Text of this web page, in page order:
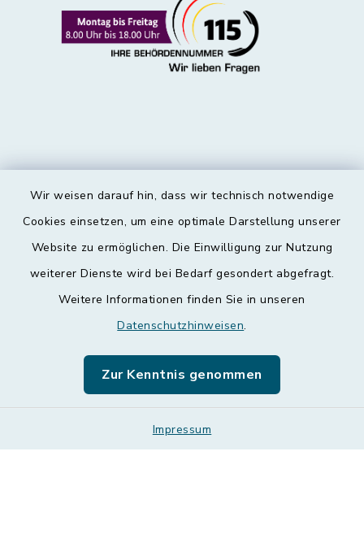
Wir weisen darauf hin, dass wir technisch notwendige
Cookies einsetzen, um eine optimale Darstellung unserer
Website zu ermöglichen. Die Einwilligung zur Nutzung
weiterer Dienste wird bei Bedarf gesondert abgefragt.
Weitere Informationen finden Sie in unseren
Datenschutzhinweisen.
Zur Kenntnis genommen
Impressum
Kontakt
Datenschutz
Leichte Sprache
Sitemap